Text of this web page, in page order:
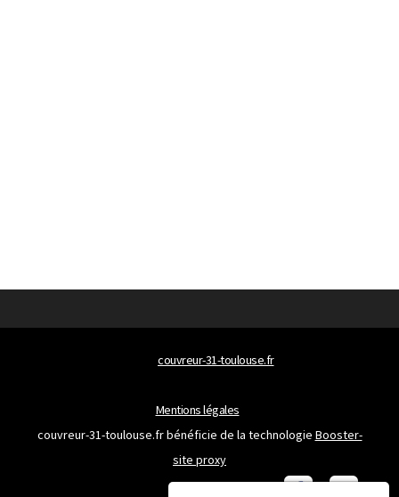
couvreur-31-toulouse.fr
Mentions légales
couvreur-31-toulouse.fr bénéficie de la technologie Booster-
site proxy